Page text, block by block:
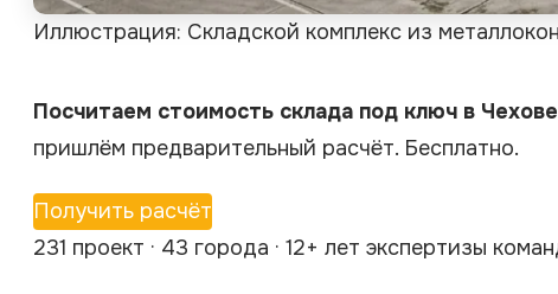
Иллюстрация: Складской комплекс из
Посчитаем стоимость склада под ключ в
пришлём предварительный расчёт. Бесплатно.
Получить расчёт
231 проект · 43 города · 12+ лет экспертизы